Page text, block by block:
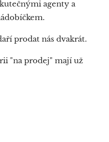
agenty a
prodat nás dvakrát.
"na prodej" mají už